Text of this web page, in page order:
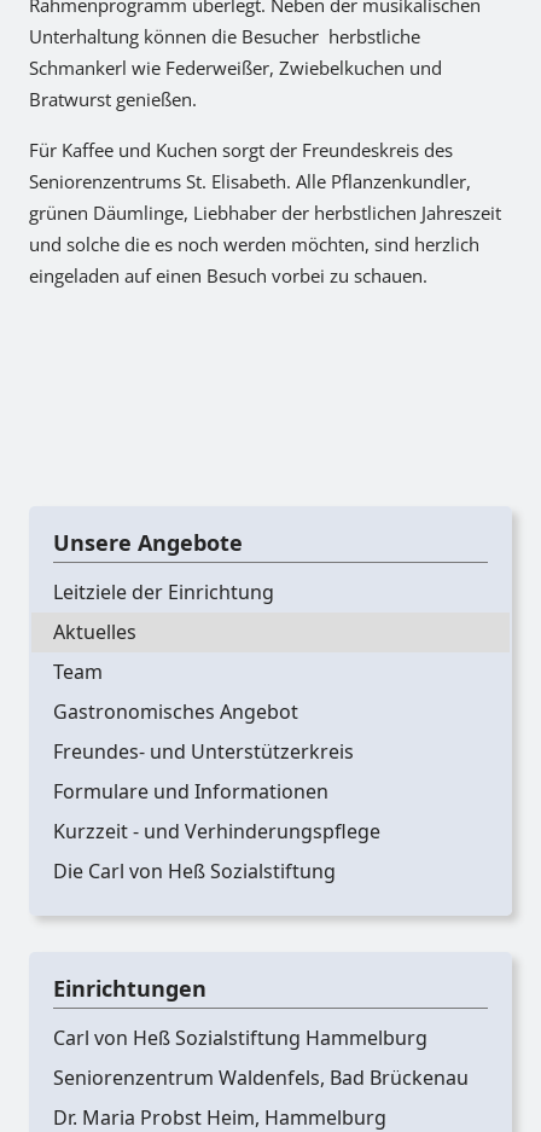
Rahmenprogramm überlegt. Neben der musikalischen
Unterhaltung können die Besucher herbstliche
Schmankerl wie Federweißer, Zwiebelkuchen und
Bratwurst genießen.
Für Kaffee und Kuchen sorgt der Freundeskreis des
Seniorenzentrums St. Elisabeth. Alle Pflanzenkundler,
grünen Däumlinge, Liebhaber der herbstlichen Jahreszeit
und solche die es noch werden möchten, sind herzlich
eingeladen auf einen Besuch vorbei zu schauen.
Unsere Angebote
Leitziele der Einrichtung
Aktuelles
Team
Gastronomisches Angebot
Freundes- und Unterstützerkreis
Formulare und Informationen
Kurzzeit - und Verhinderungspflege
Die Carl von Heß Sozialstiftung
Einrichtungen
Carl von Heß Sozialstiftung Hammelburg
Seniorenzentrum Waldenfels, Bad Brückenau
Dr. Maria Probst Heim, Hammelburg